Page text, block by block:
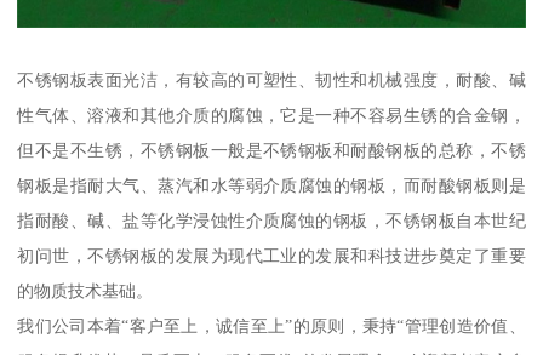
不锈钢板表面光洁，有较高的可塑性、韧性和机械强度，耐酸、碱
性气体、溶液和其他介质的腐蚀，它是一种不容易生锈的合金钢，
但不是不生锈，不锈钢板一般是不锈钢板和耐酸钢板的总称，不锈
钢板是指耐大气、蒸汽和水等弱介质腐蚀的钢板，而耐酸钢板则是
指耐酸、碱、盐等化学浸蚀性介质腐蚀的钢板，不锈钢板自本世纪
初问世，不锈钢板的发展为现代工业的发展和科技进步奠定了重要
的物质技术基础。
我们公司本着“客户至上，诚信至上”的原则，秉持“管理创造价值、